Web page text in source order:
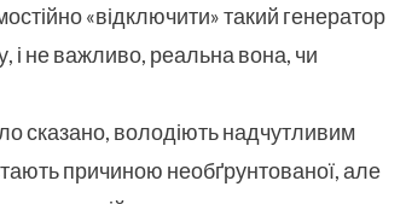
«відключити» такий генератор
і не важливо, реальна вона, чи
сказано, володіють надчутливим
причиною необґрунтованої, але